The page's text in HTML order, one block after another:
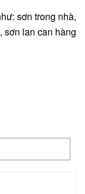
sơn trong nhà,
sơn lan can hàng